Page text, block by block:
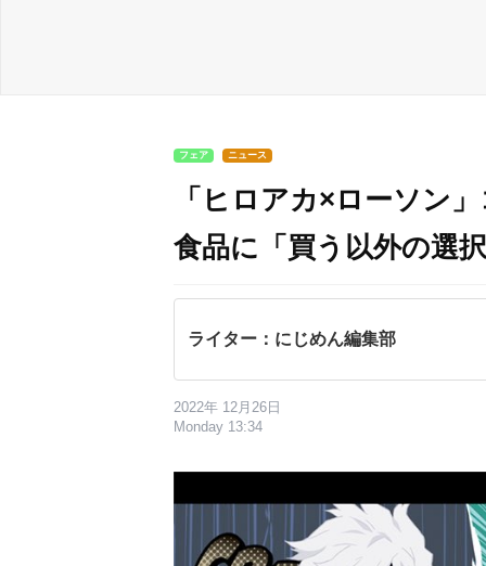
フェア ニュース
「ヒロアカ×ローソン
食品に「買う以外の選
ライター：にじめん編集部
2022年 12月26日
Monday 13:34